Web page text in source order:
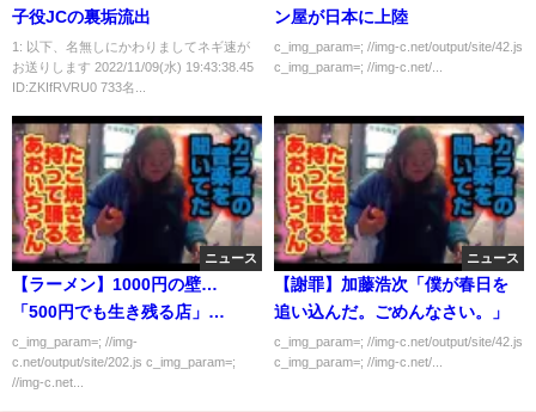
子役JCの裏垢流出
1: 以下、名無しにかわりましてネギ速が
お送りします 2022/11/09(水) 19:43:38.45
ID:ZKIfRVRU0 733名...
ン屋が日本に上陸
c_img_param=; //img-c.net/output/site/42.js
c_img_param=; //img-c.net/...
ニュース
【ラーメン】1000円の壁…
「500円でも生き残る店」
「2000円でも潰れる店」の違い
は？
c_img_param=; //img-
c.net/output/site/202.js c_img_param=;
//img-c.net...
ニュース
【謝罪】加藤浩次「僕が春日を
追い込んだ。ごめんなさい。」
c_img_param=; //img-c.net/output/site/42.js
c_img_param=; //img-c.net/...